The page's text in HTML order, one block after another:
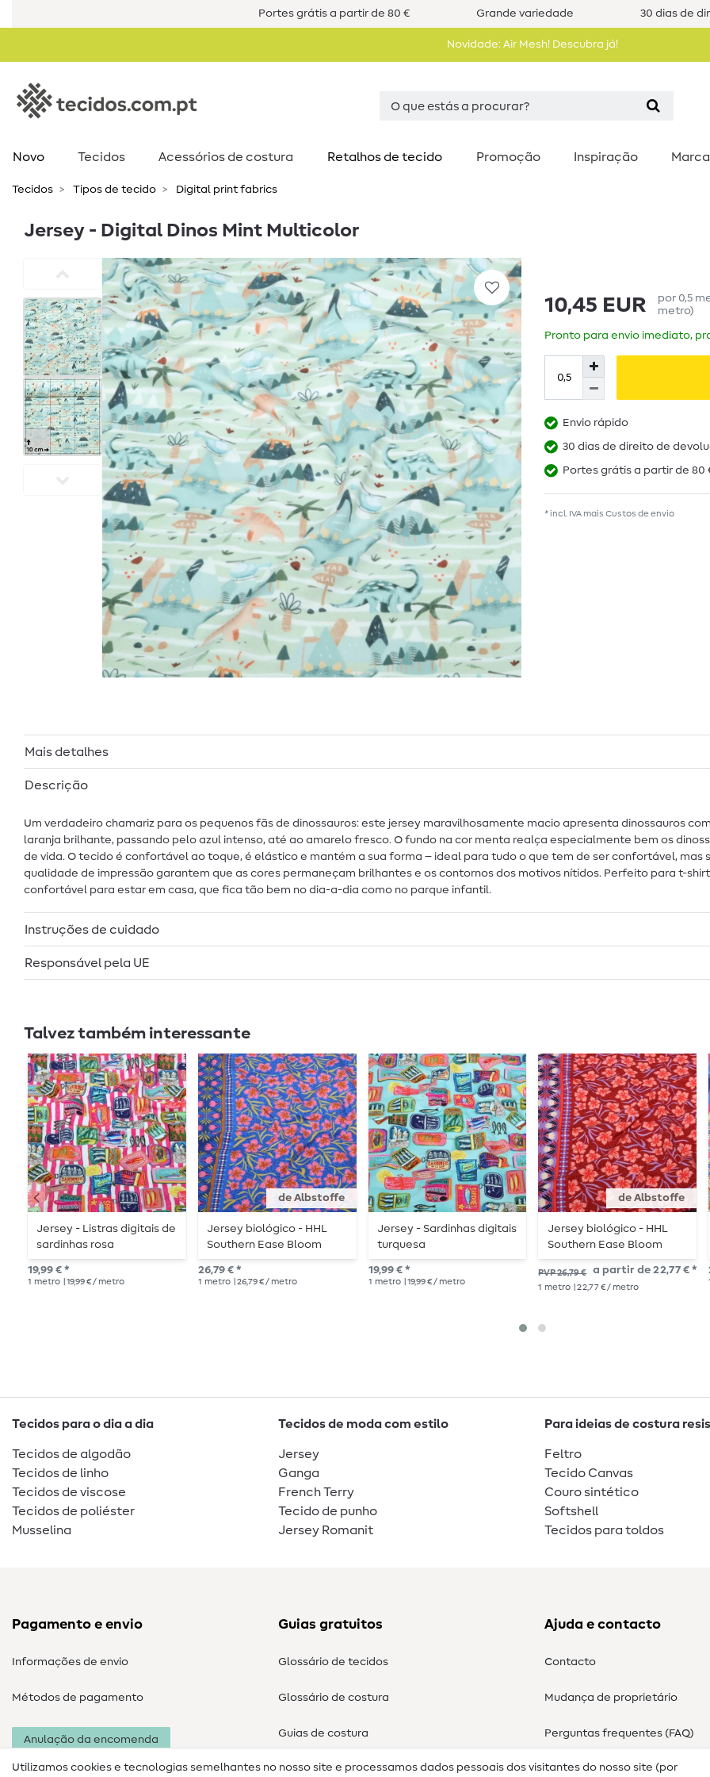
Portes grátis a partir de 80 € Grande variedade 30 dias de
Novidade: Air Mesh! Descubra já!
Novo Tecidos Acessórios de costura​ Retalhos de tecido Promoção Inspiração
Tecidos Tipos de tecido Digital print fabrics
Jersey - Digital Dinos Mint Multicolor
10,45 EUR por 0,5
metro)
Pronto para envio imediato,
Envio rápido
30 dias de direito de
Portes grátis a partir de 80
* incl. IVA mais Custos de envio
Mais detalhes
Descrição
Um verdadeiro chamariz para os pequenos fãs de dinossauros: este jersey maravilhosamente macio apresenta dinossauros
laranja brilhante, passando pelo azul intenso, até ao amarelo fresco. O fundo na cor menta realça especialmente bem os
de vida. O tecido é confortável ao toque, é elástico e mantém a sua forma – ideal para tudo o que tem de ser confortável, mas
qualidade de impressão garantem que as cores permaneçam brilhantes e os contornos dos motivos nítidos. Perfeito para t-
confortável para estar em casa, que fica tão bem no dia-a-dia como no parque infantil.
Instruções de cuidado
Responsável pela UE
Talvez também interessante
Jersey - Listras digitais de
sardinhas rosa
19,99 € *
1 metro | 19,99 € / metro
de Albstoffe
Jersey biológico - HHL
Southern Ease Bloom
Drift Azul Real
26,79 € *
1 metro | 26,79 € / metro
Jersey - Sardinhas digitais
turquesa
19,99 € *
1 metro | 19,99 € / metro
de Albstoffe
Jersey biológico - HHL
Southern Ease Bloom
Drift Vermelho
PVP 26,79 € a partir de 22,77 € *
1 metro | 22,77 € / metro
Tecidos para o dia a dia
Tecidos de algodão
Tecidos de linho
Tecidos de viscose
Tecidos de poliéster
Musselina
Tecidos de moda com estilo
Jersey
Ganga
French Terry
Tecido de punho
Jersey Romanit
Para ideias de costura
Feltro
Tecido Canvas
Couro sintético
Softshell
Tecidos para toldos
Pagamento e envio
Informações de envio
Métodos de pagamento
Anulação da encomenda
Guias gratuitos
Glossário de tecidos
Glossário de costura
Guias de costura
Ajuda e contacto
Contacto
Mudança de proprietário
Perguntas frequentes (FAQ)
Direito de cancelamento
Utilizamos cookies e tecnologias semelhantes no nosso site e processamos dados pessoais dos visitantes do nosso site (por